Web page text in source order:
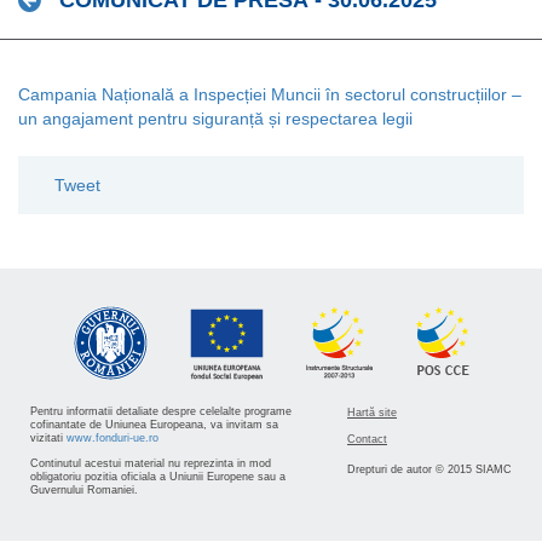
Campania Națională a Inspecției Muncii în sectorul construcțiilor –
un angajament pentru siguranță și respectarea legii
Tweet
Pentru informatii detaliate despre celelalte programe
cofinantate de Uniunea Europeana, va invitam sa
vizitati www.fonduri-ue.ro
Continutul acestui material nu reprezinta in mod
obligatoriu pozitia oficiala a Uniunii Europene sau a
Guvernului Romaniei.
Hartă site
Contact
Drepturi de autor © 2015 SIAMC